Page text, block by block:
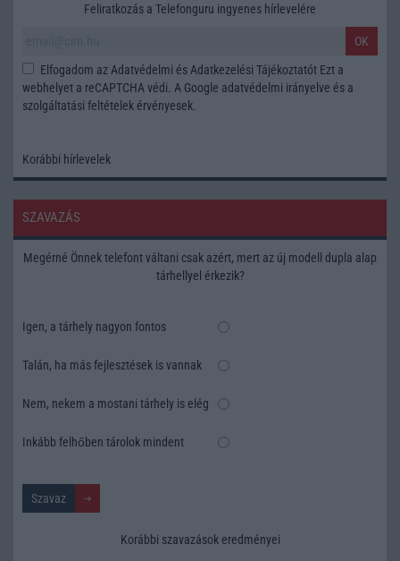
Feliratkozás a Telefonguru ingyenes hírlevelére
OK
Elfogadom azAdatvédelmi és Adatkezelési Tájékoztatót Ezt a
webhelyet a reCAPTCHA védi. A Google adatvédelmi irányelve és a
szolgáltatási feltételek érvényesek.
Korábbi hírlevelek
SZAVAZÁS
Megérné Önnek telefont váltani csak azért, mert az új modell dupla alap
tárhellyel érkezik?
Igen, a tárhely nagyon fontos
Talán, ha más fejlesztések is vannak
Nem, nekem a mostani tárhely is elég
Inkább felhőben tárolok mindent
Korábbi szavazások eredményei